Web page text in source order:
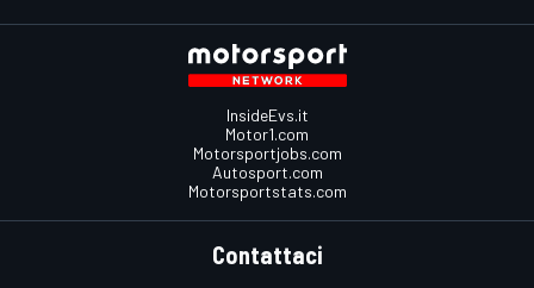
InsideEvs.it
Motor1.com
Motorsportjobs.com
Autosport.com
Motorsportstats.com
Contattaci